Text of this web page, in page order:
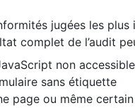
jugées les
complet de l’audit
non
sans étiquette
page ou même